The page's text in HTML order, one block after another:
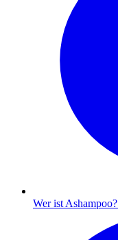
Wer ist Ashampoo?